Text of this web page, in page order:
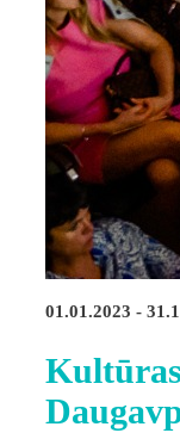
01.01.2023 -